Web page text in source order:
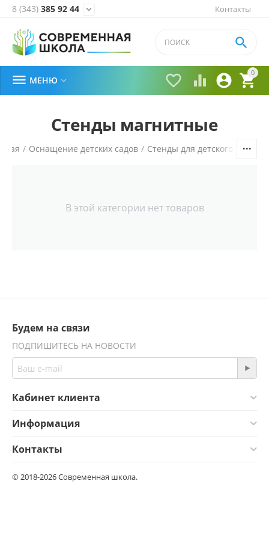
Контакты
8 (343) 385 92 44 
0


 

 МЕНЮ 
Стенды магнитные
/ Оснащение детских садов / Стенды для детского сада
В этой категории нет товаров
Будем на связи
ПОДПИШИТЕСЬ НА НОВОСТИ
Кабинет клиента
Информация
Контакты
© 2018-2026 Современная школа.